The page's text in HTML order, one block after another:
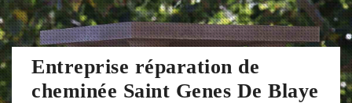
Entreprise réparation de
cheminée Saint Genes De Blaye